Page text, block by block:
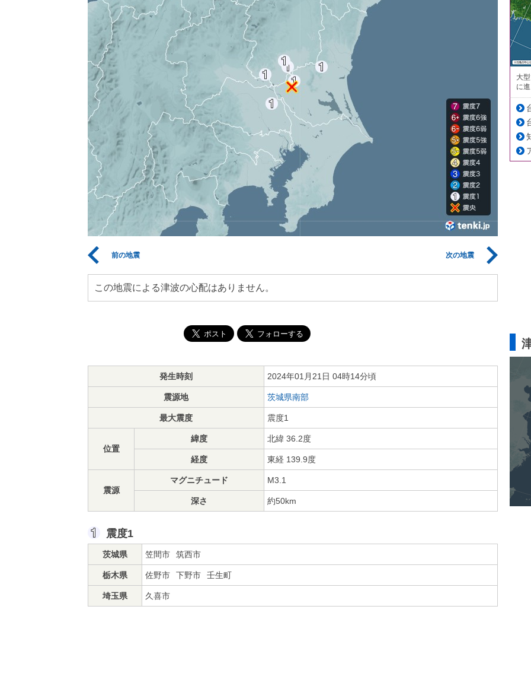
前の地震 次の地震
この地震による津波の心配はありません。
発生時刻 2024年01月21日 04時14分頃
震源地 茨城県南部
最大震度 震度1
位置
緯度 北緯 36.2度
経度 東経 139.9度
震源
マグニチュード M3.1
深さ 約50km
震度1
茨城県 笠間市 筑西市
栃木県 佐野市 下野市 壬生町
埼玉県 久喜市
大
に